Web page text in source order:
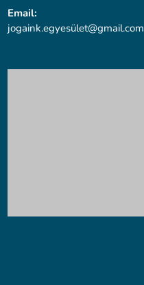
Email:
jogaink.egyesület@gmail.com